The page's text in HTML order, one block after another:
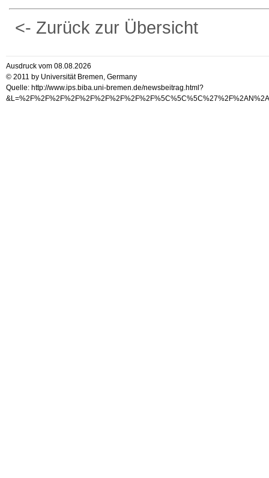
<- Zurück zur Übersicht
Ausdruck vom 08.08.2026
© 2011 by Universität Bremen, Germany
Quelle: http://www.ips.biba.uni-bremen.de/newsbeitrag.html?